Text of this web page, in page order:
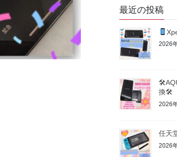
最近の投稿
2026
換🛠
2026
任天
2026